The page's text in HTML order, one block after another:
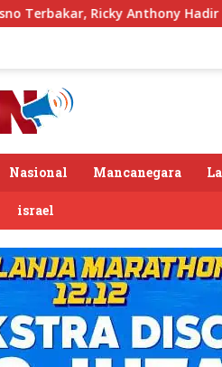
Hadir Bawa Bantuan
Nasional Mancanegara
israel